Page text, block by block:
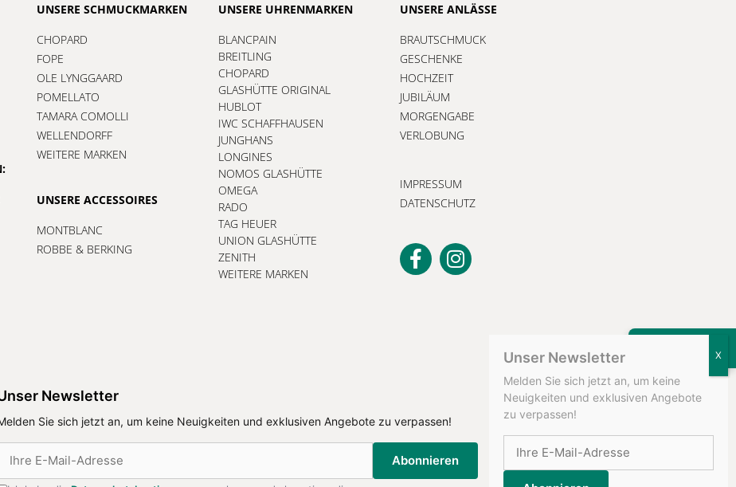
UNSERE SCHMUCKMARKEN
CHOPARD
FOPE
OLE LYNGGAARD
POMELLATO
TAMARA COMOLLI
WELLENDORFF
WEITERE MARKEN
UNSERE ACCESSOIRES
MONTBLANC
ROBBE & BERKING
UNSERE UHRENMARKEN
BLANCPAIN
BREITLING
CHOPARD
GLASHÜTTE ORIGINAL
HUBLOT
IWC SCHAFFHAUSEN
JUNGHANS
LONGINES
NOMOS GLASHÜTTE
OMEGA
RADO
TAG HEUER
UNION GLASHÜTTE
ZENITH
WEITERE MARKEN
UNSERE ANLÄSSE
BRAUTSCHMUCK
GESCHENKE
HOCHZEIT
JUBILÄUM
MORGENGABE
VERLOBUNG
IMPRESSUM
DATENSCHUTZ
Newsletter
Sie sich jetzt an, um keine Neuigkeiten und exklusiven Angebote zu verpassen!
Abonnieren
Unser Newsletter
Melden Sie sich jetzt an, um keine
Neuigkeiten und exklusiven Angebote
zu verpassen!